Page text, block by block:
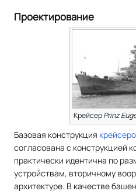
Проектирование
КрейсерPrinz
Базовая конструкция
согласована с конструкцией
практически идентична по
устройствам, вторичному
архитектуре. В качестве